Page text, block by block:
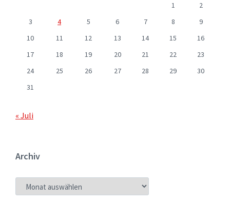
1
2
3
4 5 6 7 8
9
10
11 12 13 14 15
16
17
18 19 20 21 22
23
24
25 26 27 28 29
30
31
« Juli
Archiv
ARCHIV